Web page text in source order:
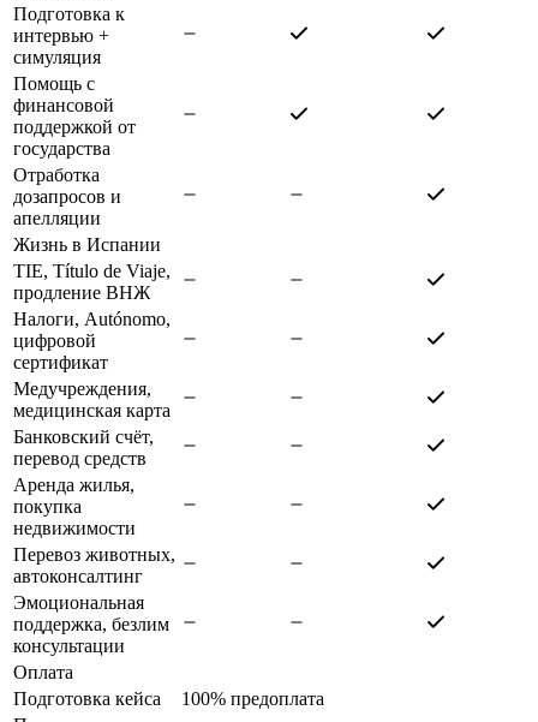
Подготовка к
интервью +
симуляция
Помощь с
финансовой
поддержкой от
государства
Отработка
дозапросов и
апелляции
Жизнь в Испании
TIE, Título de Viaje,
продление ВНЖ
Налоги, Autónomo,
цифровой
сертификат
Медучреждения,
медицинская карта
Банковский счёт,
перевод средств
Аренда жилья,
покупка
недвижимости
Перевоз животных,
автоконсалтинг
Эмоциональная
поддержка, безлим
консультации
Оплата
Подготовка кейса
100% предоплата